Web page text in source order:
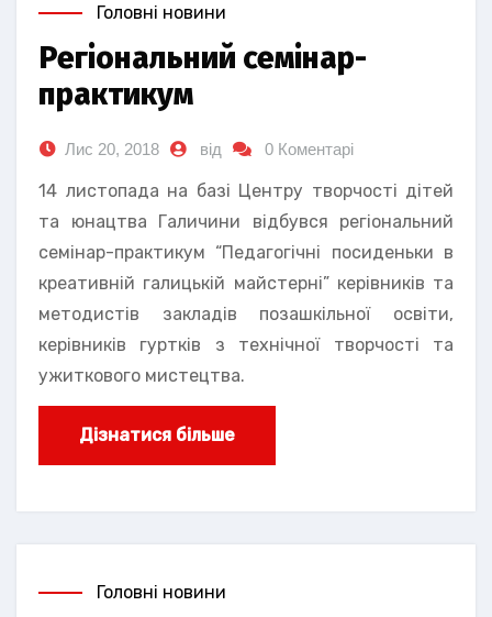
Головні новини
Регіональний семінар-
практикум
Лис 20, 2018 від 0 Коментарі
14 листопада на базі Центру творчості дітей
та юнацтва Галичини відбувся регіональний
семінар-практикум “Педагогічні посиденьки в
креативній галицькій майстерні” керівників та
методистів закладів позашкільної освіти,
керівників гуртків з технічної творчості та
ужиткового мистецтва.
Дізнатися більше
Головні новини